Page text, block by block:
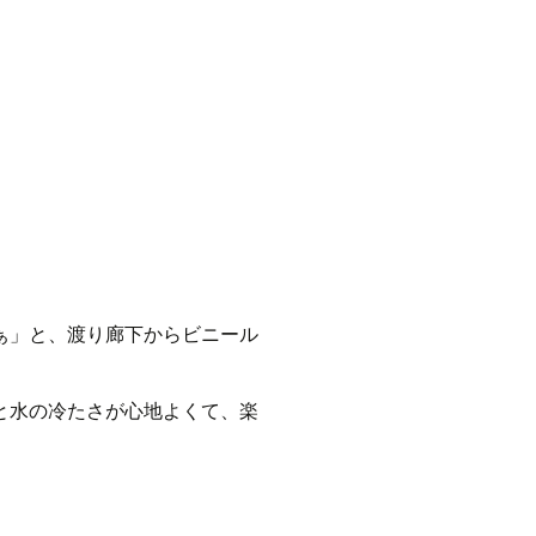
と、渡り廊下からビニール
の冷たさが心地よくて、楽